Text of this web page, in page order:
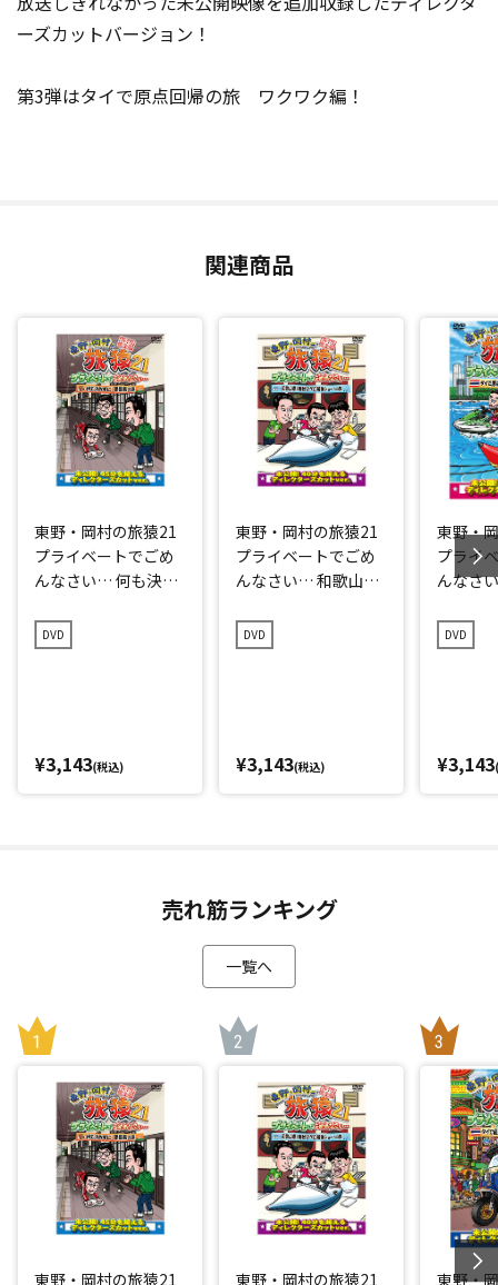
ーズカットバージョン！
第3弾はタイで原点回帰の旅 ワクワク編！
関連商品
東野・岡村の旅猿21
プライベートでごめ
んなさい… 何も決め
ミアム完全版
DVD
¥3,143(税込)
東野・岡村の旅猿21
プライベートでごめ
んなさい… 和歌山県
ョーへの旅 プレミア
ム完全版
DVD
¥3,143(税込)
東野・
プライ
んなさ
編 プレ
DVD
¥3,143
売れ筋ランキング
一覧へ
東野・岡村の旅猿21
東野・岡村の旅猿21
東野・